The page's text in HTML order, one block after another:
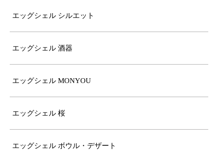
エッグシェル シルエット
エッグシェル 酒器
エッグシェル MONYOU
エッグシェル 桜
エッグシェル ボウル・デザート